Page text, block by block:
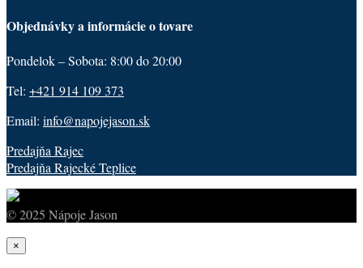
Objednávky a informácie o tovare
Pondelok – Sobota: 8:00 do 20:00
Tel: +421 914 109 373
Email: info@napojejason.sk
Predajňa Rajec
Predajňa Rajecké Teplice
© 2025 Nápoje Jason
×